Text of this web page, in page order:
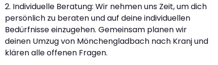
2. Individuelle Beratung: Wir nehmen uns Zeit, um dich
persönlich zu beraten und auf deine individuellen
Bedürfnisse einzugehen. Gemeinsam planen wir
deinen Umzug von Mönchengladbach nach Kranj und
klären alle offenen Fragen.